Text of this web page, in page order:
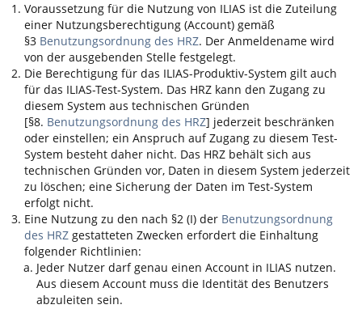
Voraussetzung für die Nutzung von ILIAS ist die Zuteilung
einer Nutzungsberechtigung (Account) gemäß
§3 Benutzungsordnung des HRZ. Der Anmeldename wird
von der ausgebenden Stelle festgelegt.
Die Berechtigung für das ILIAS-Produktiv-System gilt auch
für das ILIAS-Test-System. Das HRZ kann den Zugang zu
diesem System aus technischen Gründen
[§8. Benutzungsordnung des HRZ] jederzeit beschränken
oder einstellen; ein Anspruch auf Zugang zu diesem Test-
System besteht daher nicht. Das HRZ behält sich aus
technischen Gründen vor, Daten in diesem System jederzeit
zu löschen; eine Sicherung der Daten im Test-System
erfolgt nicht.
Eine Nutzung zu den nach §2 (I) der Benutzungsordnung
des HRZ gestatteten Zwecken erfordert die Einhaltung
folgender Richtlinien:
Jeder Nutzer darf genau einen Account in ILIAS nutzen.
Aus diesem Account muss die Identität des Benutzers
abzuleiten sein.